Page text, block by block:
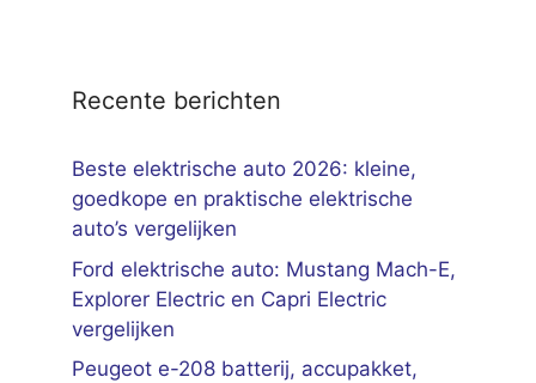
Recente berichten
Beste elektrische auto 2026: kleine,
goedkope en praktische elektrische
auto’s vergelijken
Ford elektrische auto: Mustang Mach-E,
Explorer Electric en Capri Electric
vergelijken
Peugeot e-208 batterij, accupakket,